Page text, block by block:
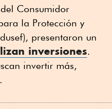
Consumidor
la Protección y
presentaron un
inversiones.
invertir más,